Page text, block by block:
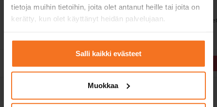
tietoja muihin tietoihin, joita olet antanut heille tai joita on
kerätty, kun olet käyttänyt heidän palvelujaan.
Salli kaikki evästeet
Muokkaa
Vem
rekommenderar vi
Dig som har god kunskap
om vägtrafik och tidigare
Dig som har
vägtrafikkunskap och